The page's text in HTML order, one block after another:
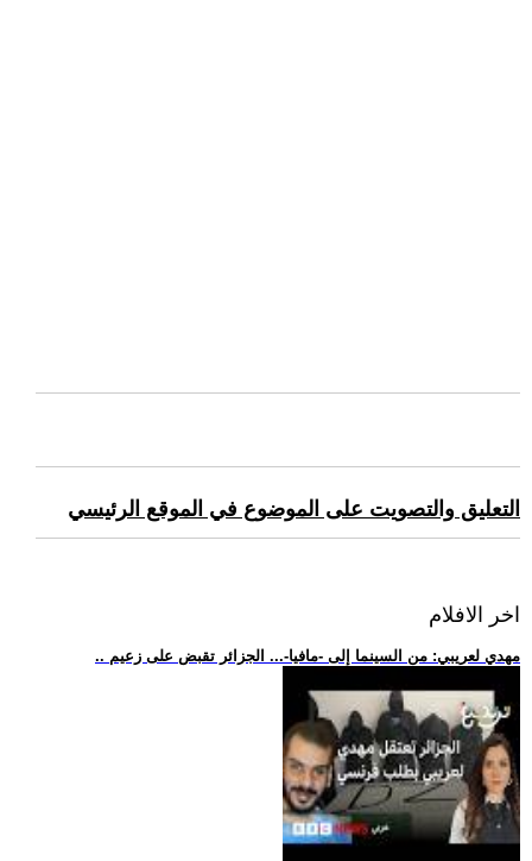
التعليق والتصويت على الموضوع في الموقع الرئيسي
اخر الافلام
.. مهدي لعريبي: من السينما إلى -مافيا-... الجزائر تقبض على زعيم